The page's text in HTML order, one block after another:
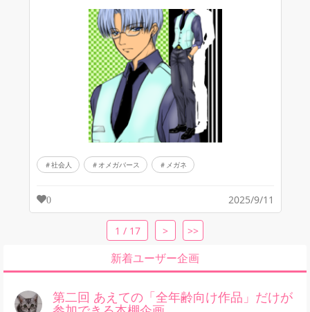
社会人 オメガバース メガネ
0 2025/9/11
1 / 17 > >>
新着ユーザー企画
第二回 あえての「全年齢向け作品」だけが